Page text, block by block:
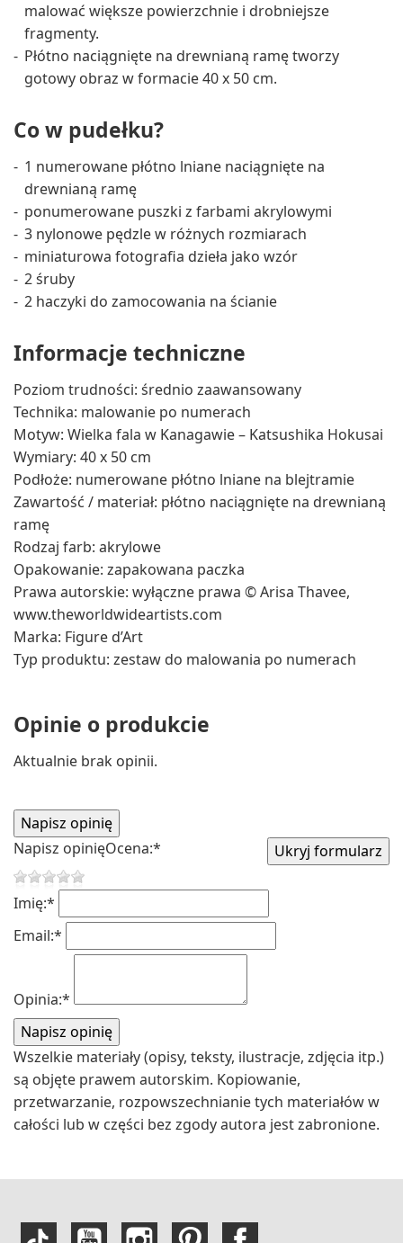
malować większe powierzchnie i drobniejsze
fragmenty.
Płótno naciągnięte na drewnianą ramę tworzy
gotowy obraz w formacie 40 x 50 cm.
Co w pudełku?
1 numerowane płótno lniane naciągnięte na
drewnianą ramę
ponumerowane puszki z farbami akrylowymi
3 nylonowe pędzle w różnych rozmiarach
miniaturowa fotografia dzieła jako wzór
2 śruby
2 haczyki do zamocowania na ścianie
Informacje techniczne
Poziom trudności: średnio zaawansowany
Technika: malowanie po numerach
Motyw: Wielka fala w Kanagawie – Katsushika Hokusai
Wymiary: 40 x 50 cm
Podłoże: numerowane płótno lniane na blejtramie
Zawartość / materiał: płótno naciągnięte na drewnianą
ramę
Rodzaj farb: akrylowe
Opakowanie: zapakowana paczka
Prawa autorskie: wyłączne prawa © Arisa Thavee,
www.theworldwideartists.com
Marka: Figure d’Art
Typ produktu: zestaw do malowania po numerach
Opinie o produkcie
Aktualnie brak opinii.
Napisz opinięOcena:*
Imię:*
Email:*
Opinia:*
Wszelkie materiały (opisy, teksty, ilustracje, zdjęcia itp.)
są objęte prawem autorskim. Kopiowanie,
przetwarzanie, rozpowszechnianie tych materiałów w
całości lub w części bez zgody autora jest zabronione.